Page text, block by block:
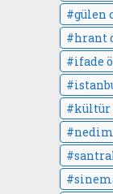
gülen
hrant
ifade
kültür